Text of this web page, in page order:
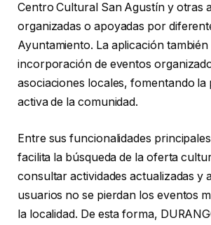
Centro Cultural San Agustín y otras
organizadas o apoyadas por
Ayuntamiento. La aplicación
incorporación de eventos
asociaciones locales, fomentando la
activa de la comunidad.
Entre sus funcionalidades
facilita la búsqueda de la oferta
consultar actividades actualizadas y
usuarios no se pierdan los eventos
la localidad. De esta forma,